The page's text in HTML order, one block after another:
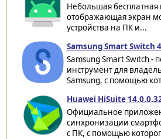
Небольшая бесплатная
отображающая экран
устройства на ПК и...
Samsung Smart Switch
Samsung Smart Switch -
инструмент для
Samsung, с помощью
Huawei HiSuite
Официальное
синхронизации
с ПК, с помощью